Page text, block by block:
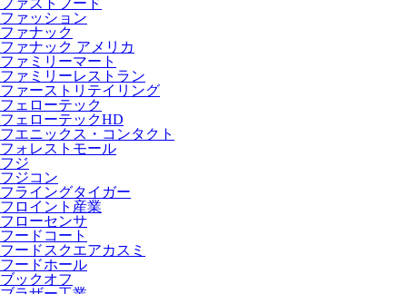
ファストフード
ファッション
ファナック
ファナック アメリカ
ファミリーマート
ファミリーレストラン
ファーストリテイリング
フェローテック
フェローテックHD
フエニックス・コンタクト
フォレストモール
フジ
フジコン
フライングタイガー
フロイント産業
フローセンサ
フードコート
フードスクエアカスミ
フードホール
ブックオフ